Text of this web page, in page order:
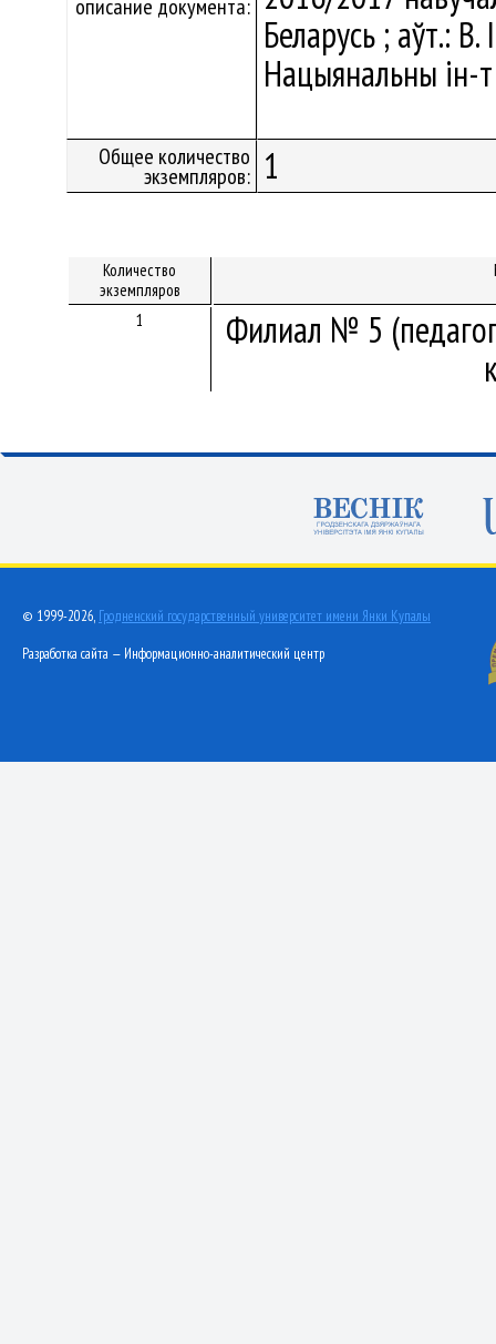
описание документа:
Беларусь ; аўт.:
Нацыянальны ін-
Общее количество
экземпляров: 1
Количество
экземпляров
1
Филиал № 5
© 1999-2026, Гродненский государственный университет имени Янки Купалы
Разработка сайта — Информационно-аналитический центр